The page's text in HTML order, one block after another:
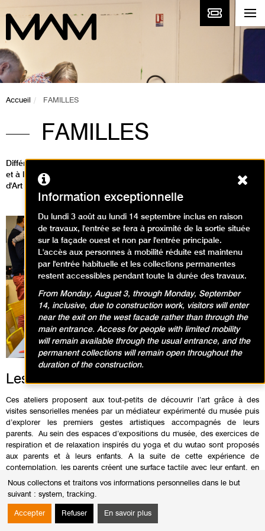
Nous collectons et traitons vos informations personnelles dans le but
suivant : system, tracking.
Accepter Refuser En savoir plus
Accueil FAMILLES
FAMILLES
Différentes formules d'ateliers et de visites permettent aux enfants
et à leurs parents de partager un moment de découverte au Musée
d'Art moderne de Paris.
Les ateliers des 0-3 ans
Ces ateliers proposent aux tout-petits de découvrir l’art grâce à des
visites sensorielles menées par un médiateur expérimenté du musée puis
d’explorer les premiers gestes artistiques accompagnés de leurs
parents. Au sein des espaces d’expositions du musée, des exercices de
respiration et de relaxation inspirés du yoga et du wutao sont proposés
aux parents et à leurs enfants. A la suite de cette expérience de
contemplation, les parents créent une surface tactile avec leur enfant, en
lien avec les œuvres observées.
Durée : 1 heure
Tarif :
Expositions
: 5€ pour les enfants
Information exceptionnelle
Du lundi 3 août au lundi 14 septembre inclus en raison
de travaux, l'entrée se fera à proximité de la sortie située
sur la façade ouest et non par l'entrée principale.
L'accès aux personnes à mobilité réduite est maintenu
par l'entrée habituelle et les collections permanentes
restent accessibles pendant toute la durée des travaux.
From Monday, August 3, through Monday, September
14, inclusive, due to construction work, visitors will enter
near the exit on the west facade rather than through the
main entrance. Access for people with limited mobility
will remain available through the usual entrance, and the
permanent collections will remain open throughout the
duration of the construction.